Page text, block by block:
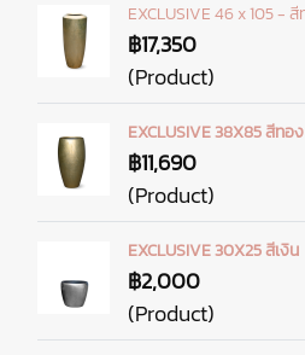
EXCLUSIVE 46 x 105 -
฿17,350
(Product)
EXCLUSIVE 38X85 สีทอง
฿11,690
(Product)
EXCLUSIVE 30X25 สีเงิน
฿2,000
(Product)